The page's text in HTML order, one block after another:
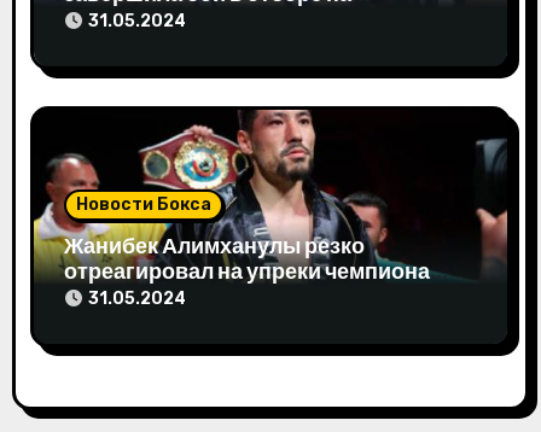
мОлимпиаду-2024
31.05.2024
Новости Бокса
Жанибек Алимханулы резко
отреагировал на упреки чемпиона
мира
31.05.2024